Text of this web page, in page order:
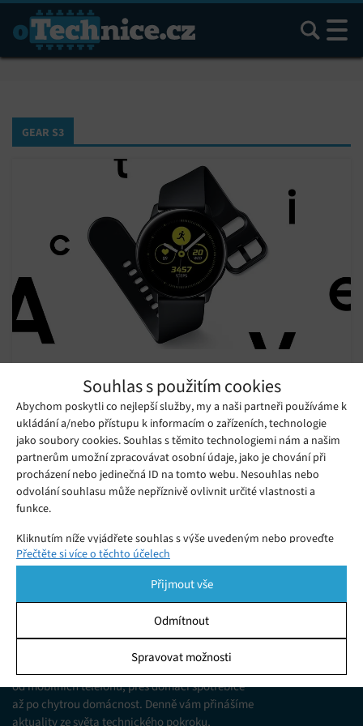
Souhlas s použitím cookies
Abychom poskytli co nejlepší služby, my a naši partneři používáme k
ukládání a/nebo přístupu k informacím o zařízeních, technologie
jako soubory cookies. Souhlas s těmito technologiemi nám a našim
partnerům umožní zpracovávat osobní údaje, jako je chování při
procházení nebo jedinečná ID na tomto webu. Nesouhlas nebo
odvolání souhlasu může nepříznivě ovlivnit určité vlastnosti a
funkce.
Kliknutím níže vyjádřete souhlas s výše uvedeným nebo proveďte
podrobnější rozhodnutí. Vaše volby budou použity pouze na tomto
pomocí přepínačů v Zásadách cookies nebo kliknutím na tlačítko
Spravovat souhlas ve spodní části obrazovky.
Ukládání a/nebo přístup k informacím v zařízení, Porozumění
publiku prostřednictvím statistik nebo kombinací údajů z
různých zdrojů.
Přečtěte si více o těchto účelech
Přijmout vše
Odmítnout
Spravovat možnosti
Hledat
GEAR S3
Galaxy Watch Active na starší chytré
hodinky
Pondělí 20. 05. 2019 Redakce
Samsung novým updatem přináší funkce jeho nejnovějších
chytrých hodinek Galaxy Watch Active na starší hodinky
Galaxy Watch, Gear S3 a Gear Sport.
Jsme web zajímající se o technologické novinky
od mobilních telefonů, přes domácí spotřebiče
až po chytrou domácnost. Denně vám přinášíme
aktuality ze světa technického pokroku,